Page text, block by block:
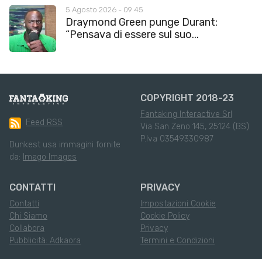
5 Agosto 2026 - 09:45
Draymond Green punge Durant:
“Pensava di essere sul suo...
Feed RSS
Dunkest usa immagini fornite
da: Imago Images
COPYRIGHT 2018-23
Fantaking Interactive Srl
Via San Zeno 145, 25124 (BS)
P.Iva 03549330987
CONTATTI
Contatti
Chi Siamo
Collabora
Pubblicità: Adkaora
PRIVACY
Impostazioni Cookie
Cookie Policy
Privacy
Termini e Condizioni